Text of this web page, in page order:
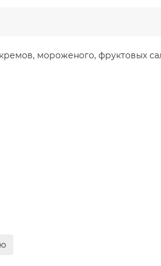
мороженого, фруктовых